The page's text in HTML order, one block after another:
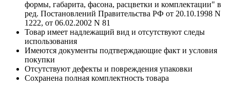
формы, габарита, фасона, расцветки и комплектации" в
ред. Постановлений Правительства РФ от 20.10.1998 N
1222, от 06.02.2002 N 81
Товар имеет надлежащий вид и отсутствуют следы
использования
Имеются документы подтверждающие факт и условия
покупки
Отсутствуют дефекты и повреждения упаковки
Сохранена полная комплектность товара